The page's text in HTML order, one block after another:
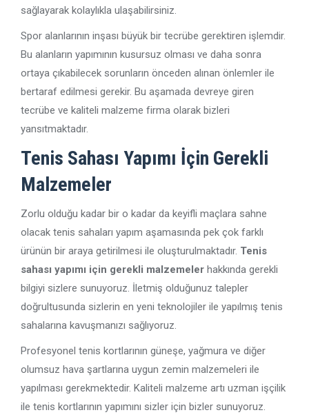
sağlayarak kolaylıkla ulaşabilirsiniz.
Spor alanlarının inşası büyük bir tecrübe gerektiren işlemdir.
Bu alanların yapımının kusursuz olması ve daha sonra
ortaya çıkabilecek sorunların önceden alınan önlemler ile
bertaraf edilmesi gerekir. Bu aşamada devreye giren
tecrübe ve kaliteli malzeme firma olarak bizleri
yansıtmaktadır.
Tenis Sahası Yapımı İçin Gerekli
Malzemeler
Zorlu olduğu kadar bir o kadar da keyifli maçlara sahne
olacak tenis sahaları yapım aşamasında pek çok farklı
ürünün bir araya getirilmesi ile oluşturulmaktadır. Tenis
sahası yapımı için gerekli malzemeler hakkında gerekli
bilgiyi sizlere sunuyoruz. İletmiş olduğunuz talepler
doğrultusunda sizlerin en yeni teknolojiler ile yapılmış tenis
sahalarına kavuşmanızı sağlıyoruz.
Profesyonel tenis kortlarının güneşe, yağmura ve diğer
olumsuz hava şartlarına uygun zemin malzemeleri ile
yapılması gerekmektedir. Kaliteli malzeme artı uzman işçilik
ile tenis kortlarının yapımını sizler için bizler sunuyoruz.